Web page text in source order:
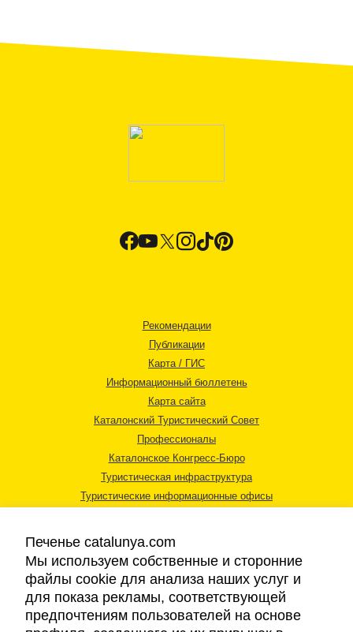
Рекомендации
Публикации
Карта / ГИС
Информационный бюллетень
Карта сайта
Каталонский Туристический Совет
Профессионалы
Каталонское Конгресс-Бюро
Туристическая инфраструктура
Туристические информационные офисы
Правовая информация
Печенье catalunya.com
Мы используем собственные и сторонние
файлы cookie для анализа наших услуг и
для показа рекламы, соответствующей
предпочтениям пользователей на основе